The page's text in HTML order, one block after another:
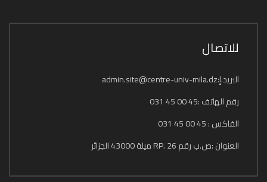
للاتصال
البريد.إ:admin.site@centre-univ-mila.dz
رقم الهاتف :45 00 45 031
الفاكس : 45 00 45 031
العنوان :ص.ب رقم 26 .RP ميلة 43000 الجزائر